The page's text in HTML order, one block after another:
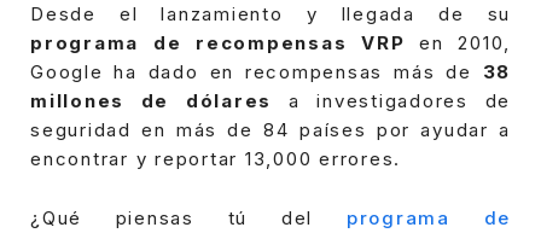
Desde el lanzamiento y llegada de su
programa de recompensas VRP en 2010,
Google ha dado en recompensas más de 38
millones de dólares a investigadores de
seguridad en más de 84 países por ayudar a
encontrar y reportar 13,000 errores.
¿Qué piensas tú del programa de